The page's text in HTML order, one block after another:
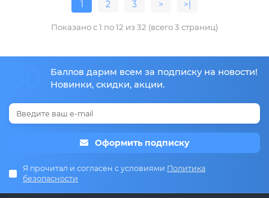
1 2 3 > >|
Показано с 1 по 12 из 32 (всего 3 страниц)
Баллов дарим всем за подписку на новости!
Новинки, скидки, акции.
Оформить подписку
Я прочитал и согласен с условиями Политика
безопасности